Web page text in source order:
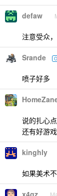
defaw
注意受众
Srande
喷子好多
说的扎心
还有好游
kinghly
如果美术
x4gz